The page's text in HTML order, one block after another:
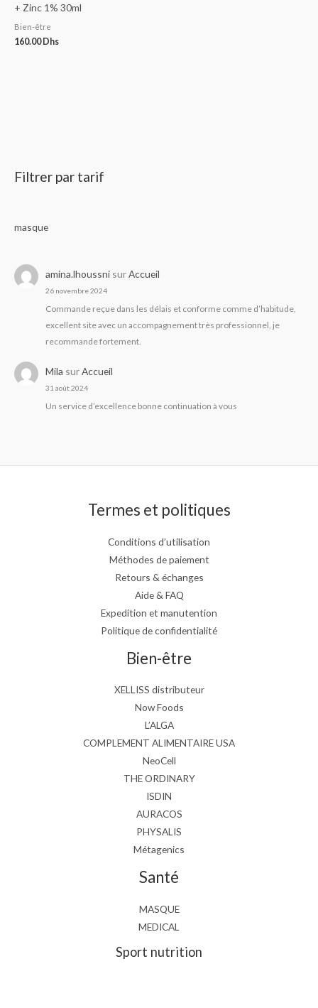
Filtrer par tarif
masque
amina.lhoussni surAccueil
26 novembre 2024
Commande reçue dans les délais et conforme comme d’habitude,
excellent site avec un accompagnement très professionnel, je
recommande fortement.
Mila surAccueil
31 août 2024
Un service d’excellence bonne continuation à vous
+ Zinc 1% 30ml
Bien-être
160.00Dhs
Termes et politiques
Conditions d’utilisation
Méthodes de paiement
Retours & échanges
Aide & FAQ
Expedition et manutention
Politique de confidentialité
Bien-être
XELLISS distributeur
Now Foods
L’ALGA
COMPLEMENT ALIMENTAIRE USA
NeoCell
THE ORDINARY
ISDIN
AURACOS
PHYSALIS
Métagenics
Santé
MASQUE
MEDICAL
Sport nutrition